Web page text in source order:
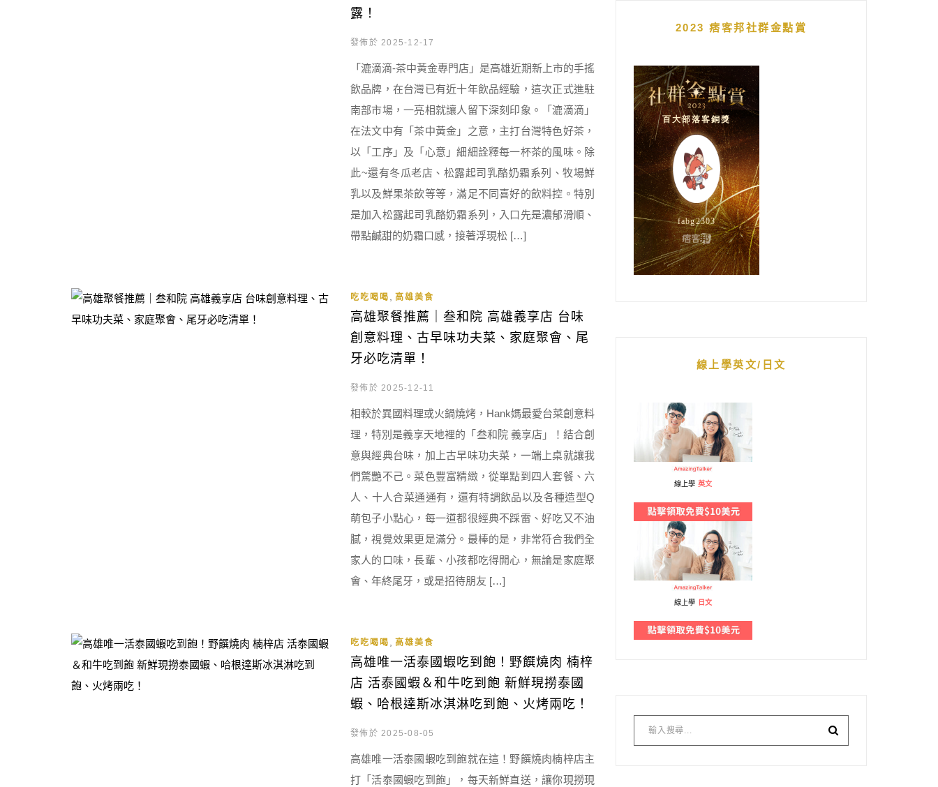
露！
發佈於 2025-12-17
「漉滴滴-茶中黃金專門店」是高雄近期新上市的手搖
飲品牌，在台灣已有近十年飲品經驗，這次正式進駐
南部市場，一亮相就讓人留下深刻印象。「漉滴滴」
在法文中有「茶中黃金」之意，主打台灣特色好茶，
以「工序」及「心意」細細詮釋每一杯茶的風味。除
此~還有冬瓜老店、松露起司乳酪奶霜系列、牧場鮮
乳以及鮮果茶飲等等，滿足不同喜好的飲料控。特別
是加入松露起司乳酪奶霜系列，入口先是濃郁滑順、
帶點鹹甜的奶霜口感，接著浮現松 […]
吃吃喝喝 高雄美食
高雄聚餐推薦｜叁和院 高雄義享店 台味
創意料理、古早味功夫菜、家庭聚會、尾
牙必吃清單！
發佈於 2025-12-11
相較於異國料理或火鍋燒烤，Hank媽最愛台菜創意料
理，特別是義享天地裡的「叁和院 義享店」！結合創
意與經典台味，加上古早味功夫菜，一端上桌就讓我
們驚艷不己。菜色豐富精緻，從單點到四人套餐、六
人、十人合菜通通有，還有特調飲品以及各種造型Q
萌包子小點心，每一道都很經典不踩雷、好吃又不油
膩，視覺效果更是滿分。最棒的是，非常符合我們全
家人的口味，長輩、小孩都吃得開心，無論是家庭聚
會、年終尾牙，或是招待朋友 […]
吃吃喝喝 高雄美食
高雄唯一活泰國蝦吃到飽！野饌燒肉 楠梓
店 活泰國蝦＆和牛吃到飽 新鮮現撈泰國
蝦、哈根達斯冰淇淋吃到飽、火烤兩吃！
發佈於 2025-08-05
高雄唯一活泰國蝦吃到飽就在這！野饌燒肉楠梓店主
打「活泰國蝦吃到飽」，每天新鮮直送，讓你現撈現
2023 痞客邦社群金點賞
線上學英文/日文
線上學 英文
線上學 日文